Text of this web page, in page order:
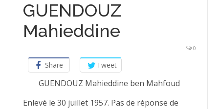
GUENDOUZ
Mahieddine
0
Share Tweet
GUENDOUZ Mahieddine ben Mahfoud
Enlevé le 30 juillet 1957. Pas de réponse de